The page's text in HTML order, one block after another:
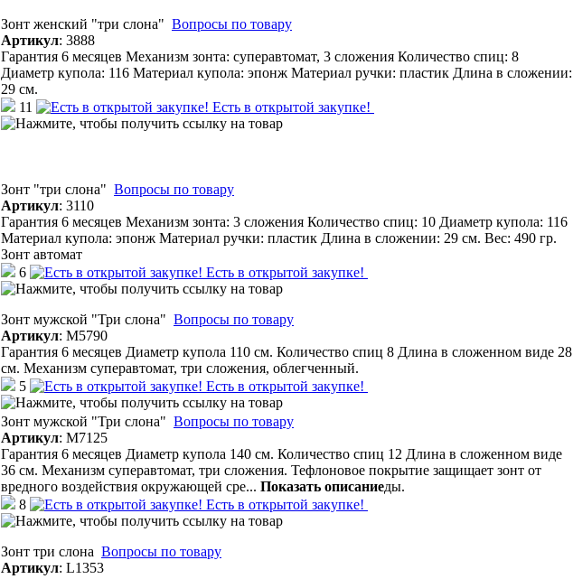
Зонт женский "три слона" Вопросы по товару
Артикул: 3888
Гарантия 6 месяцев Механизм зонта: суперавтомат, 3 сложения Количество спиц: 8
Диаметр купола: 116 Материал купола: эпонж Материал ручки: пластик Длина в сложении:
29 см.
11
Есть в открытой закупке!
Зонт "три слона" Вопросы по товару
Артикул: 3110
Гарантия 6 месяцев Механизм зонта: 3 сложения Количество спиц: 10 Диаметр купола: 116
Материал купола: эпонж Материал ручки: пластик Длина в сложении: 29 см. Вес: 490 гр.
Зонт автомат
6
Есть в открытой закупке!
Зонт мужской "Три слона" Вопросы по товару
Артикул: М5790
Гарантия 6 месяцев Диаметр купола 110 см. Количество спиц 8 Длина в сложенном виде 28
см. Механизм суперавтомат, три сложения, облегченный.
5
Есть в открытой закупке!
Зонт мужской "Три слона" Вопросы по товару
Артикул: М7125
Гарантия 6 месяцев Диаметр купола 140 см. Количество спиц 12 Длина в сложенном виде
36 см. Механизм суперавтомат, три сложения. Тефлоновое покрытие защищает зонт от
вредного воздействия окружающей сре... Показать описаниеды.
8
Есть в открытой закупке!
Зонт три слона Вопросы по товару
Артикул: L1353